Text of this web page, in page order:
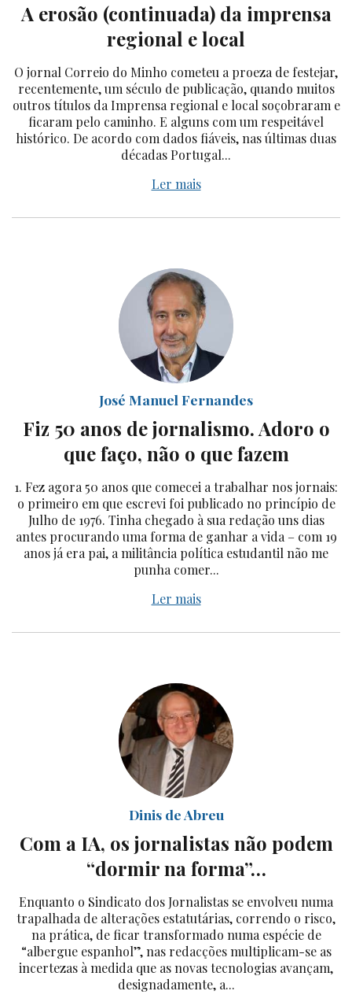
A erosão (continuada) da imprensa
regional e local
O jornal Correio do Minho cometeu a proeza de festejar,
recentemente, um século de publicação, quando muitos
outros títulos da Imprensa regional e local soçobraram e
ficaram pelo caminho. E alguns com um respeitável
histórico. De acordo com dados fiáveis, nas últimas duas
décadas Portugal...
Ler mais
José Manuel Fernandes
Fiz 50 anos de jornalismo. Adoro o
que faço, não o que fazem
1. Fez agora 50 anos que comecei a trabalhar nos jornais:
o primeiro em que escrevi foi publicado no princípio de
Julho de 1976. Tinha chegado à sua redação uns dias
antes procurando uma forma de ganhar a vida – com 19
anos já era pai, a militância política estudantil não me
punha comer...
Ler mais
Dinis de Abreu
Com a IA, os jornalistas não podem
“dormir na forma”…
Enquanto o Sindicato dos Jornalistas se envolveu numa
trapalhada de alterações estatutárias, correndo o risco,
na prática, de ficar transformado numa espécie de
“albergue espanhol”, nas redacções multiplicam-se as
incertezas à medida que as novas tecnologias avançam,
designadamente, a...